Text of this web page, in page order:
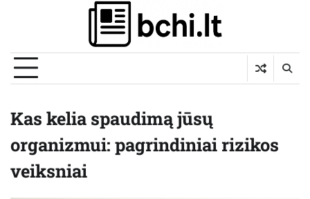
Kas kelia spaudimą jūsų
organizmui: pagrindiniai rizikos
veiksniai